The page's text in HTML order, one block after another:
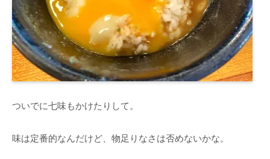
ついでに七味もかけたりして。
味は定番的なんだけど、物足りなさは否めないかな。